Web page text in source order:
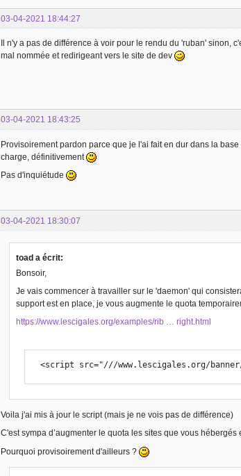
03-04-2021 18:44:27
Il n'y a pas de différence à voir pour le rendu du 'ruban'
mal nommée et redirigeant vers le site de dev
03-04-2021 18:43:25
Provisoirement pardon parce que je l'ai fait en dur dans la
charge, définitivement
Pas d'inquiétude
03-04-2021 18:30:07
toad a écrit:
Bonsoir,
Je vais commencer à travailler sur le 'daemon' qui
support est en place, je vous augmente le quota
https://www.lescigales.org/examples/rib … right.html
<script src="///www.lescigales.org/
Voila j'ai mis à jour le script (mais je ne vois pas de différence)
C'est sympa d’augmenter le quota les sites que vous
Pourquoi provisoirement d'ailleurs ?